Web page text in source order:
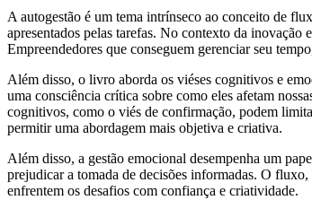
A autogestão é um tema intrínseco ao conceito de
apresentados pelas tarefas. No contexto da
Empreendedores que conseguem gerenciar seu
Além disso, o livro aborda os viéses cognitivos e
uma consciência crítica sobre como eles afetam
cognitivos, como o viés de confirmação, podem
permitir uma abordagem mais objetiva e criativa.
Além disso, a gestão emocional desempenha um
prejudicar a tomada de decisões informadas. O
enfrentem os desafios com confiança e criatividade.